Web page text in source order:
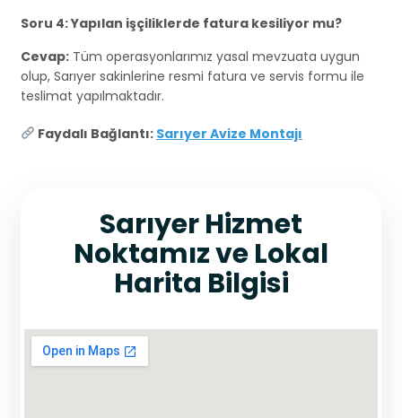
Soru 4: Yapılan işçiliklerde fatura kesiliyor mu?
Cevap: Tüm operasyonlarımız yasal mevzuata uygun
olup, Sarıyer sakinlerine resmi fatura ve servis formu ile
teslimat yapılmaktadır.
Faydalı Bağlantı: Sarıyer Avize Montajı
Sarıyer Hizmet
Noktamız ve Lokal
Harita Bilgisi